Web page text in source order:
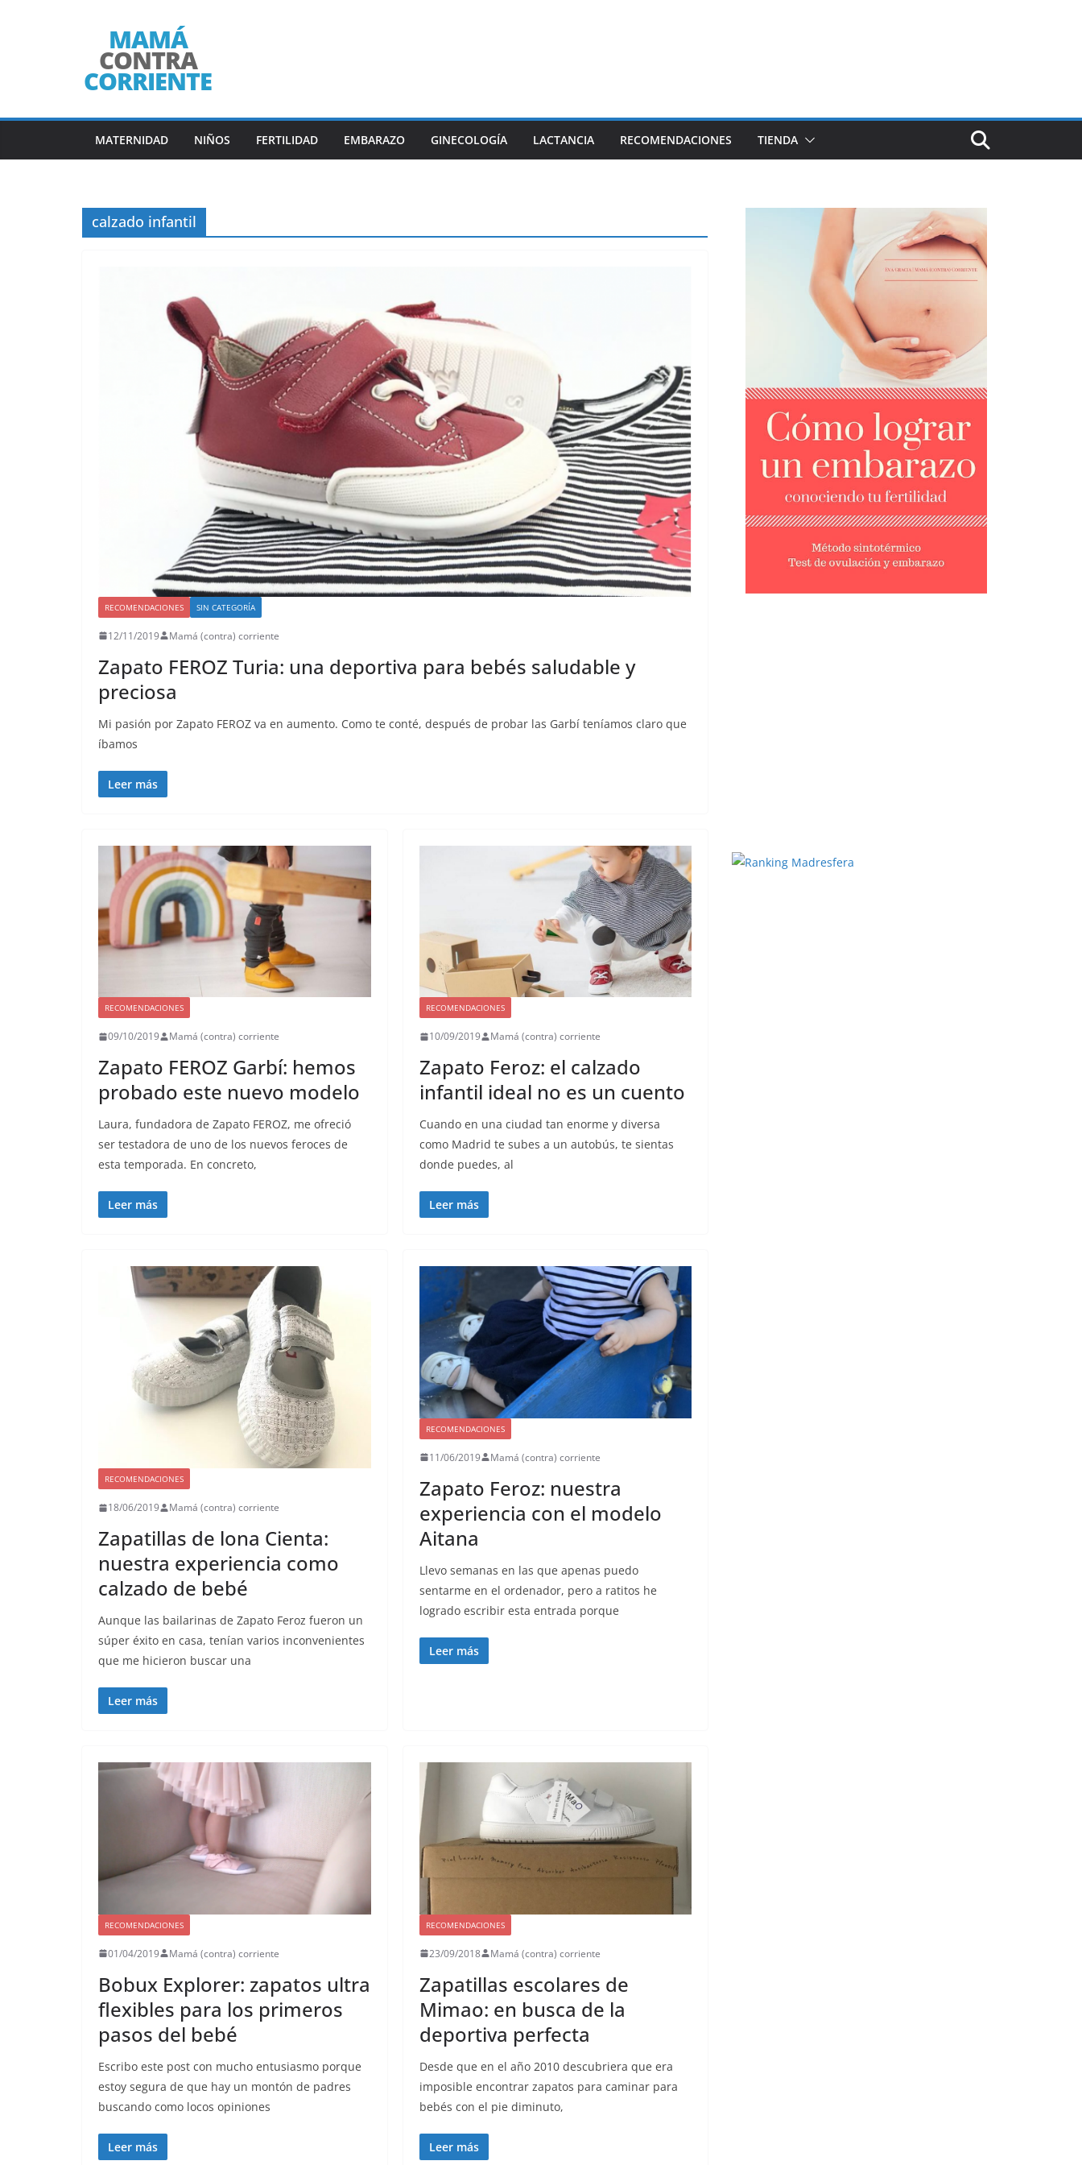
MATERNIDAD NIÑOS FERTILIDAD EMBARAZO GINECOLOGÍA LACTANCIA RECOMENDACIONES TIENDA
calzado infantil
RECOMENDACIONES SIN CATEGORÍA
12/11/2019 Mamá (contra) corriente
Zapato FEROZ Turia: una deportiva para bebés saludable y
preciosa
Mi pasión por Zapato FEROZ va en aumento. Como te conté, después de probar las Garbí teníamos claro que
íbamos
Leer más
RECOMENDACIONES
09/10/2019 Mamá (contra) corriente
Zapato FEROZ Garbí: hemos
probado este nuevo modelo
Laura, fundadora de Zapato FEROZ, me ofreció
ser testadora de uno de los nuevos feroces de
esta temporada. En concreto,
Leer más
RECOMENDACIONES
10/09/2019 Mamá (contra) corriente
Zapato Feroz: el calzado
infantil ideal no es un cuento
Cuando en una ciudad tan enorme y diversa
como Madrid te subes a un autobús, te sientas
donde puedes, al
Leer más
RECOMENDACIONES
18/06/2019 Mamá (contra) corriente
Zapatillas de lona Cienta:
nuestra experiencia como
calzado de bebé
Aunque las bailarinas de Zapato Feroz fueron un
súper éxito en casa, tenían varios inconvenientes
que me hicieron buscar una
Leer más
RECOMENDACIONES
11/06/2019 Mamá (contra) corriente
Zapato Feroz: nuestra
experiencia con el modelo
Aitana
Llevo semanas en las que apenas puedo
sentarme en el ordenador, pero a ratitos he
logrado escribir esta entrada porque
Leer más
RECOMENDACIONES
01/04/2019 Mamá (contra) corriente
Bobux Explorer: zapatos ultra
flexibles para los primeros
pasos del bebé
Escribo este post con mucho entusiasmo porque
estoy segura de que hay un montón de padres
buscando como locos opiniones
Leer más
RECOMENDACIONES
23/09/2018 Mamá (contra) corriente
Zapatillas escolares de
Mimao: en busca de la
deportiva perfecta
Desde que en el año 2010 descubriera que era
imposible encontrar zapatos para caminar para
bebés con el pie diminuto,
Leer más